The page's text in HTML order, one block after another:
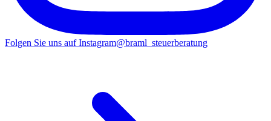
Folgen Sie uns auf Instagram@braml_steuerberatung